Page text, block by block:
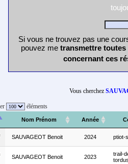
Si vous ne trouvez pas une
pouvez me transmettre
concernant ces
Vous cherchez
éléments
Nom Prénom Année
SAUVAGEOT Benoit 2024 ptiot-
SAUVAGEOT Benoit 2023
trail-